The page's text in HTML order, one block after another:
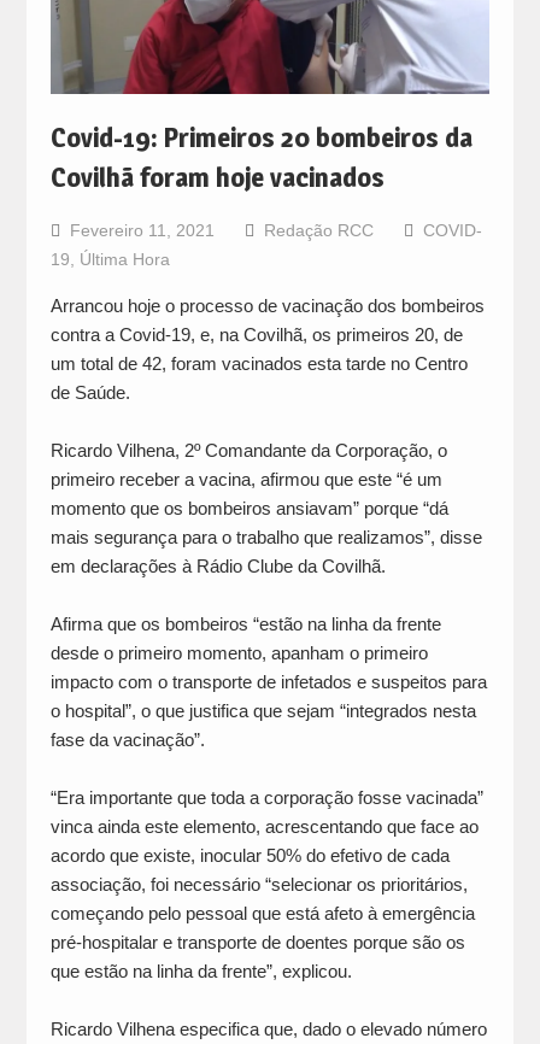
Covid-19: Primeiros 20 bombeiros da
Covilhã foram hoje vacinados
Fevereiro 11, 2021 Redação RCC
COVID-
19
Última Hora
Arrancou hoje o processo de vacinação dos bombeiros
contra a Covid-19, e, na Covilhã, os primeiros 20, de
um total de 42, foram vacinados esta tarde no Centro
de Saúde.
Ricardo Vilhena, 2º Comandante da Corporação, o
primeiro receber a vacina, afirmou que este “é um
momento que os bombeiros ansiavam” porque “dá
mais segurança para o trabalho que realizamos”, disse
em declarações à Rádio Clube da Covilhã.
Afirma que os bombeiros “estão na linha da frente
desde o primeiro momento, apanham o primeiro
impacto com o transporte de infetados e suspeitos para
o hospital”, o que justifica que sejam “integrados nesta
fase da vacinação”.
“Era importante que toda a corporação fosse vacinada”
vinca ainda este elemento, acrescentando que face ao
acordo que existe, inocular 50% do efetivo de cada
associação, foi necessário “selecionar os prioritários,
começando pelo pessoal que está afeto à emergência
pré-hospitalar e transporte de doentes porque são os
que estão na linha da frente”, explicou.
Ricardo Vilhena especifica que, dado o elevado número